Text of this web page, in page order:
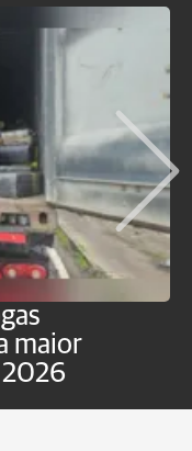
maior
2026